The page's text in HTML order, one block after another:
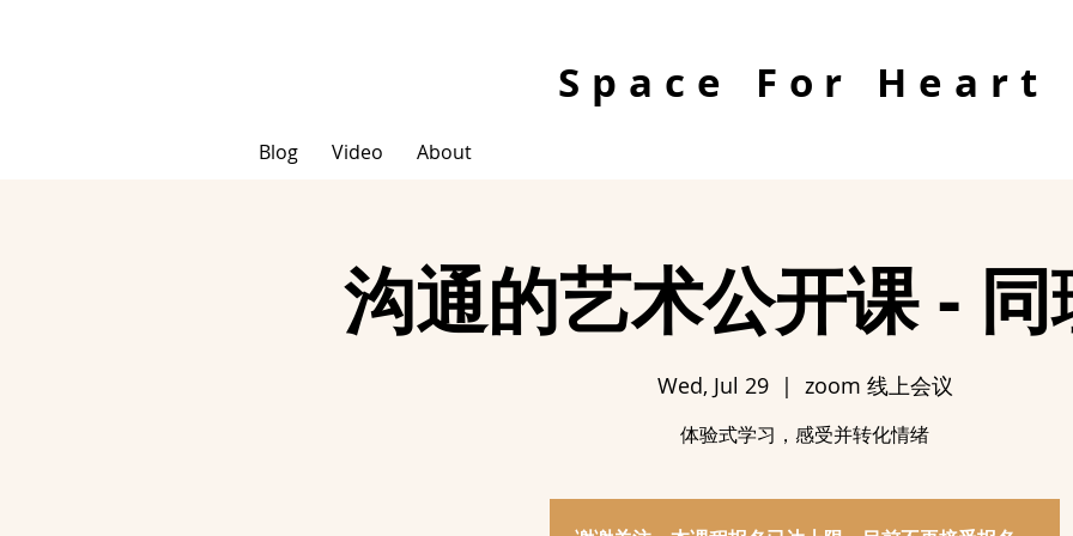
Space For Heart
Blog Video About
沟通的艺术公开课 -
Wed, Jul 29
  |
zoom 线上会议